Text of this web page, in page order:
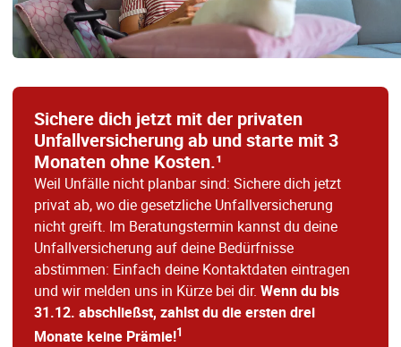
Sichere dich jetzt mit der privaten
Unfallversicherung ab und starte mit 3
Monaten ohne Kosten.¹
Weil Unfälle nicht planbar sind: Sichere dich jetzt
privat ab, wo die gesetzliche Unfallversicherung
nicht greift. Im Beratungstermin kannst du deine
Unfallversicherung auf deine Bedürfnisse
abstimmen: Einfach deine Kontaktdaten eintragen
und wir melden uns in Kürze bei dir. Wenn du bis
31.12. abschließst, zahlst du die ersten drei
Monate keine Prämie!1